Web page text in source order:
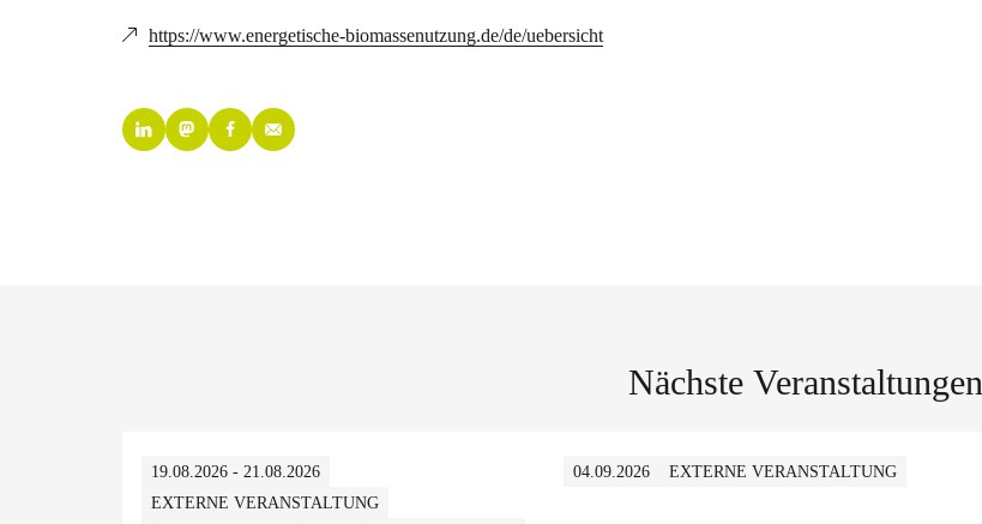
https://www.energetische-biomassenutzung.de/de/uebersicht
Nächste Veranstaltungen
19.08.2026 - 21.08.2026
EXTERNE VERANSTALTUNG
04.09.2026 EXTERNE VERANSTALTUNG